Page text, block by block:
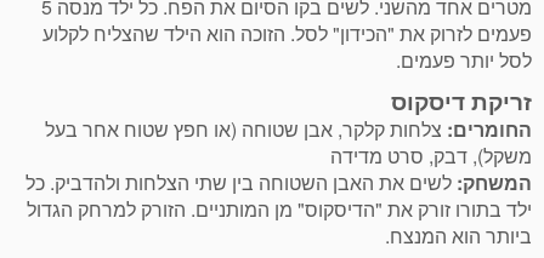
מטרים אחד מהשני. לשים בקו הסיום את הפח. כל ילד מנסה 5
פעמים לזרוק את "הכידון" לסל. הזוכה הוא הילד שהצליח לקלוע
לסל יותר פעמים.
זריקת דיסקוס
החומרים: צלחות קלקר, אבן שטוחה (או חפץ שטוח אחר בעל
משקל), דבק, סרט מדידה
המשחק: לשים את האבן השטוחה בין שתי הצלחות ולהדביק. כל
ילד בתורו זורק את "הדיסקוס" מן המותניים. הזורק למרחק הגדול
ביותר הוא המנצח.